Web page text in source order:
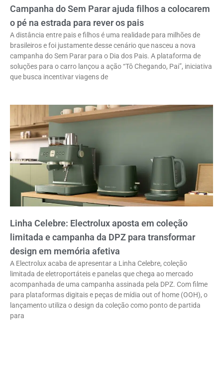
Campanha do Sem Parar ajuda filhos a colocarem
o pé na estrada para rever os pais
A distância entre pais e filhos é uma realidade para milhões de
brasileiros e foi justamente desse cenário que nasceu a nova
campanha do Sem Parar para o Dia dos Pais. A plataforma de
soluções para o carro lançou a ação “Tô Chegando, Pai”, iniciativa
que busca incentivar viagens de
Linha Celebre: Electrolux aposta em coleção
limitada e campanha da DPZ para transformar
design em memória afetiva
A Electrolux acaba de apresentar a Linha Celebre, coleção
limitada de eletroportáteis e panelas que chega ao mercado
acompanhada de uma campanha assinada pela DPZ. Com filme
para plataformas digitais e peças de mídia out of home (OOH), o
lançamento utiliza o design da coleção como ponto de partida
para